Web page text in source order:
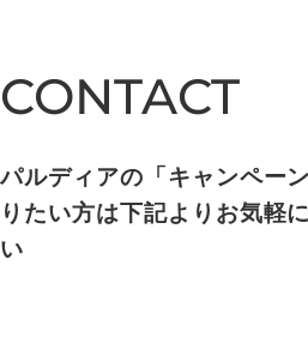
CONTACT
CONTACT
パルディアの「キャンペー
りたい方は下記よりお気軽
い